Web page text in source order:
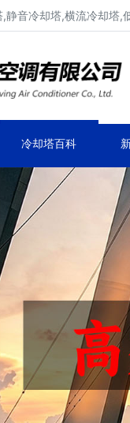
静音冷却塔,横流冷却塔
冷却塔百科